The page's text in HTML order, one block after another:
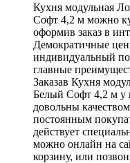
Кухня модульная
Софт 4,2 м можно
оформив заказ в
Демократичные
индивидуальный
главные
Заказав Кухня
Белый Софт 4,2 м у
довольны
постоянным
действует
можно онлайн на
корзину, или